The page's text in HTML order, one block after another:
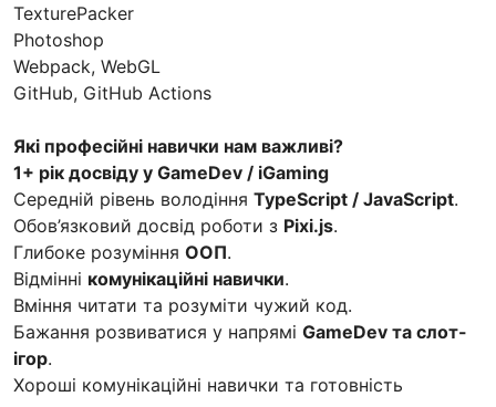
TexturePacker
Photoshop
Webpack, WebGL
GitHub, GitHub Actions
Які професійні навички нам важливі?
1+ рік досвіду у GameDev / iGaming
Середній рівень володіння TypeScript / JavaScript.
Обов’язковий досвід роботи з Pixi.js.
Глибоке розуміння ООП.
Відмінні комунікаційні навички.
Вміння читати та розуміти чужий код.
Бажання розвиватися у напрямі GameDev та слот-
ігор.
Хороші комунікаційні навички та готовність